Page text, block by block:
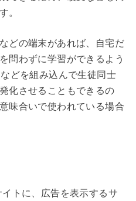
。
どの端末があれば、自宅だ
問わずに学習ができるよう
どを組み込んで生徒同士
化させることもできるの
味合いで使われている場合
トに、広告を表示するサ